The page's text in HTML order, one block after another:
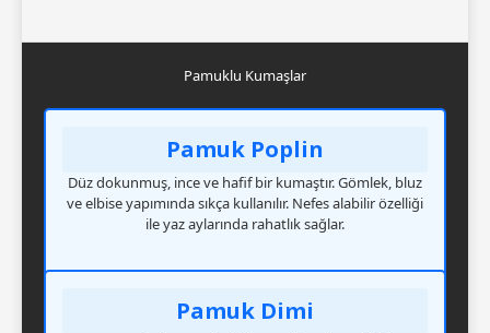
Pamuklu Kumaşlar
Pamuk Poplin
Düz dokunmuş, ince ve hafif bir kumaştır. Gömlek, bluz
ve elbise yapımında sıkça kullanılır. Nefes alabilir özelliği
ile yaz aylarında rahatlık sağlar.
Pamuk Dimi